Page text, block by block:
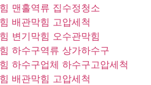
맨홀역류 집수정청소
배관막힘 고압세척
변기막힘 오수관막힘
하수구역류 상가하수구
하수구업체 하수구고압세척
배관막힘 고압세척